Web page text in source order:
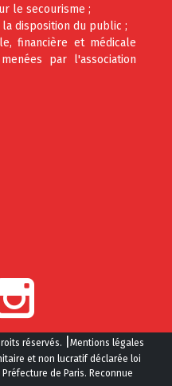
le secourisme ;
disposition du public ;
financière et médicale
par l'association
réservés.
Mentions légales
et non lucratif déclarée loi
Préfecture de Paris. Reconnue